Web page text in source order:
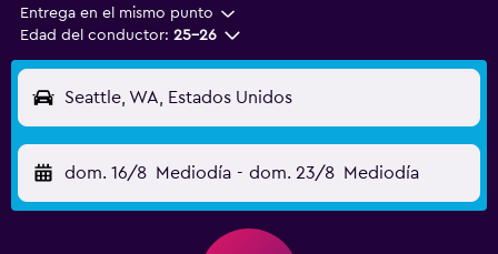
Entrega en el mismo punto
Edad del conductor: 25-26
Seattle, WA, Estados Unidos
dom. 16/8 Mediodía - dom. 23/8 Mediodía